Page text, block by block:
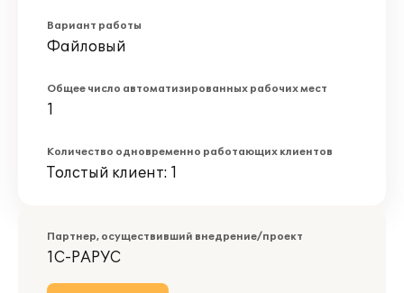
Вариант работы
Файловый
Общее число автоматизированных рабочих мест
1
Количество одновременно работающих клиентов
Толстый клиент: 1
Партнер, осуществивший внедрение/проект
1С-РАРУС